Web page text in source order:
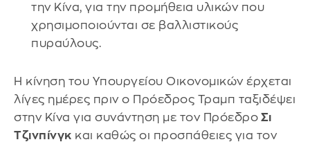
την Κίνα, για την προμήθεια υλικών που
χρησιμοποιούνται σε βαλλιστικούς
πυραύλους.
Η κίνηση του Υπουργείου Οικονομικών έρχεται
λίγες ημέρες πριν ο Πρόεδρος Τραμπ ταξιδέψει
στην Κίνα για συνάντηση με τον Πρόεδρο Σι
Τζινπίνγκ και καθώς οι προσπάθειες για τον